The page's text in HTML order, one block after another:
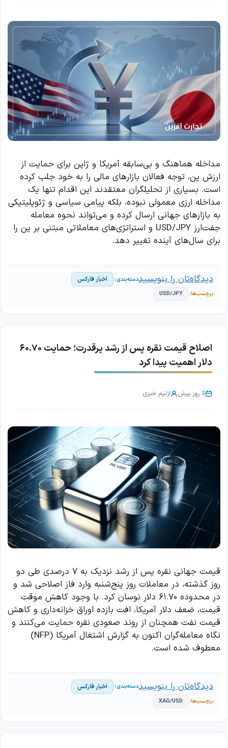
مداخله هماهنگ و بی‌سابقه آمریکا و ژاپن برای حمایت از
ارزش ین، توجه فعالان بازارهای مالی را به خود جلب کرده
است. بسیاری از تحلیلگران معتقدند این اقدام تنها یک
مداخله ارزی معمولی نبوده، بلکه پیامی سیاسی و ژئوپلیتیکی
به بازارهای جهانی ارسال کرده و می‌تواند نحوه معامله
جفت‌ارز USD/JPY و استراتژی‌های معاملاتی مبتنی بر ین را
برای سال‌های آینده تغییر دهد.
اخبار فارکس
USD/JPY
دیدگاه‌تان را بنویسید
اصلاح قیمت نقره پس از رشد پرقدرت؛ حمایت ۶۰.۷۰
دلار اهمیت پیدا کرد
3 روز پیش ازتیم خبری
قیمت جهانی نقره پس از رشد نزدیک به ۷ درصدی طی دو
روز گذشته، در معاملات روز پنج‌شنبه وارد فاز اصلاحی شد و
در محدوده ۶۱.۷۰ دلار نوسان کرد. با وجود کاهش موقت
قیمت، ضعف دلار آمریکا، افت بازده اوراق خزانه‌داری و کاهش
قیمت نفت همچنان از روند صعودی نقره حمایت می‌کنند و
نگاه معامله‌گران اکنون به گزارش اشتغال آمریکا (NFP)
معطوف شده است.
اخبار فارکس
XAG/USD
دیدگاه‌تان را بنویسید